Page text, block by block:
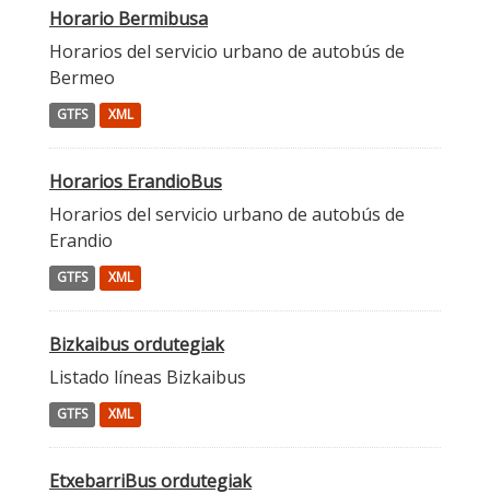
Horario Bermibusa
Horarios del servicio urbano de autobús de
Bermeo
GTFS XML
Horarios ErandioBus
Horarios del servicio urbano de autobús de
Erandio
GTFS XML
Bizkaibus ordutegiak
Listado líneas Bizkaibus
GTFS XML
EtxebarriBus ordutegiak